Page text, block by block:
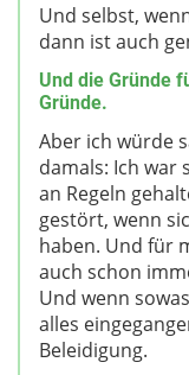
Und selbst,
dann ist auch
Und die Gründe
Gründe.
Aber ich würde
damals: Ich war
an Regeln
gestört, wenn
haben. Und für
auch schon
Und wenn
alles
Beleidigung.